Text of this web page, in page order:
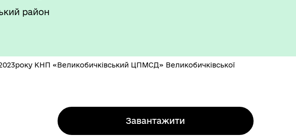
район
КНП «Великобичківський ЦПМСД» Великобичківської
Завантажити